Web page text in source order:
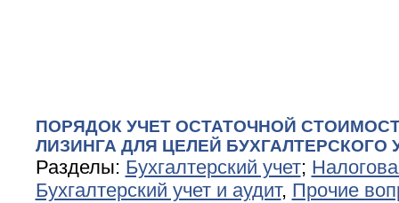
ПОРЯДОК УЧЕТ ОСТАТОЧНОЙ
ЛИЗИНГА ДЛЯ ЦЕЛЕЙ БУХГАЛТЕРСКОГО
Разделы: Бухгалтерский учет;
Бухгалтерский учет и аудит, Прочие